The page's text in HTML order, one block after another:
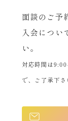
面談のご予
入会につい
い。
対応時間は
で、ご了承下さ